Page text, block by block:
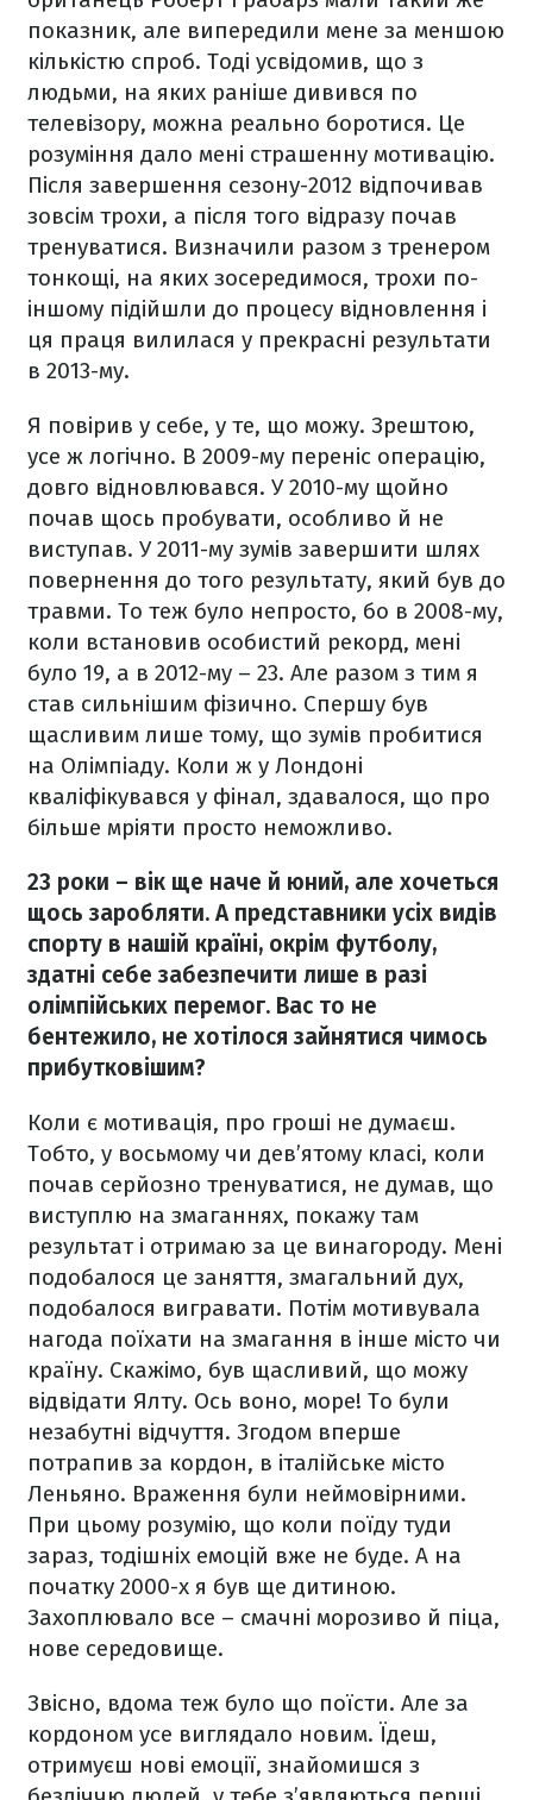
показник, але випередили мене за меншою
кількістю спроб. Тоді усвідомив, що з
людьми, на яких раніше дивився по
телевізору, можна реально боротися. Це
розуміння дало мені страшенну мотивацію.
Після завершення сезону-2012 відпочивав
зовсім трохи, а після того відразу почав
тренуватися. Визначили разом з тренером
тонкощі, на яких зосередимося, трохи по-
іншому підійшли до процесу відновлення і
ця праця вилилася у прекрасні результати
в 2013-му.
Я повірив у себе, у те, що можу. Зрештою,
усе ж логічно. В 2009-му переніс операцію,
довго відновлювався. У 2010-му щойно
почав щось пробувати, особливо й не
виступав. У 2011-му зумів завершити шлях
повернення до того результату, який був до
травми. То теж було непросто, бо в 2008-му,
коли встановив особистий рекорд, мені
було 19, а в 2012-му – 23. Але разом з тим я
став сильнішим фізично. Спершу був
щасливим лише тому, що зумів пробитися
на Олімпіаду. Коли ж у Лондоні
кваліфікувався у фінал, здавалося, що про
більше мріяти просто неможливо.
23 роки – вік ще наче й юний, але хочеться
щось заробляти. А представники усіх видів
спорту в нашій країні, окрім футболу,
здатні себе забезпечити лише в разі
олімпійських перемог. Вас то не
бентежило, не хотілося зайнятися чимось
прибутковішим?
Коли є мотивація, про гроші не думаєш.
Тобто, у восьмому чи дев’ятому класі, коли
почав серйозно тренуватися, не думав, що
виступлю на змаганнях, покажу там
результат і отримаю за це винагороду. Мені
подобалося це заняття, змагальний дух,
подобалося вигравати. Потім мотивувала
нагода поїхати на змагання в інше місто чи
країну. Скажімо, був щасливий, що можу
відвідати Ялту. Ось воно, море! То були
незабутні відчуття. Згодом вперше
потрапив за кордон, в італійське місто
Леньяно. Враження були неймовірними.
При цьому розумію, що коли поїду туди
зараз, тодішніх емоцій вже не буде. А на
початку 2000-х я був ще дитиною.
Захоплювало все – смачні морозиво й піца,
нове середовище.
Звісно, вдома теж було що поїсти. Але за
кордоном усе виглядало новим. Їдеш,
отримуєш нові емоції, знайомишся з